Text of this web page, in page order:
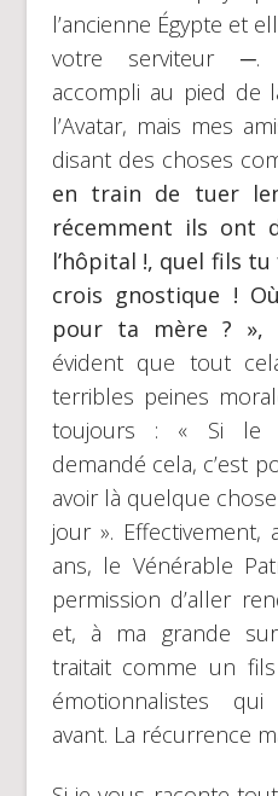
l’ancienne Égypte et
votre serviteur ─.
accompli au pied de
l’Avatar, mais mes
disant des choses
en train de tuer
récemment ils ont
l’hôpital !, quel fils
crois gnostique !
pour ta mère ? »,
évident que tout
terribles peines
toujours : « Si le
demandé cela, c’est
avoir là quelque
jour ».
ans, le Vénérable
permission d’aller
et, à ma grande
traitait comme un
émotionnalistes qui
avant. La récurrence